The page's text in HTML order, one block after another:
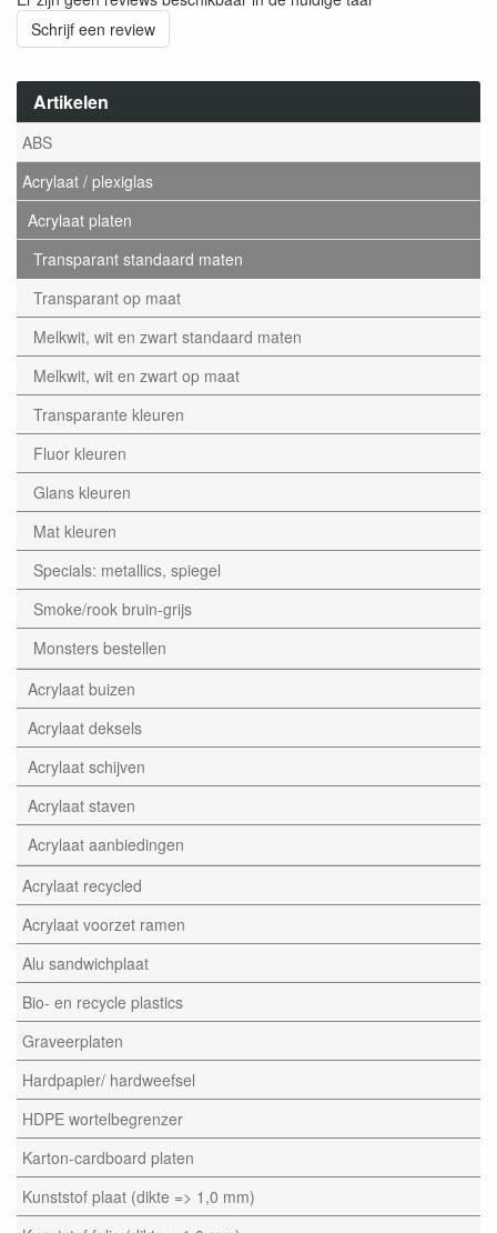
Artikelen
ABS
Acrylaat / plexiglas
Acrylaat platen
Transparant standaard maten
Transparant op maat
Melkwit, wit en zwart standaard maten
Melkwit, wit en zwart op maat
Transparante kleuren
Fluor kleuren
Glans kleuren
Mat kleuren
Specials: metallics, spiegel
Smoke/rook bruin-grijs
Monsters bestellen
Acrylaat buizen
Acrylaat deksels
Acrylaat schijven
Acrylaat staven
Acrylaat aanbiedingen
Acrylaat recycled
Acrylaat voorzet ramen
Alu sandwichplaat
Bio- en recycle plastics
Graveerplaten
Hardpapier/ hardweefsel
HDPE wortelbegrenzer
Karton-cardboard platen
Kunststof plaat (dikte => 1,0 mm)
Schrijf een review